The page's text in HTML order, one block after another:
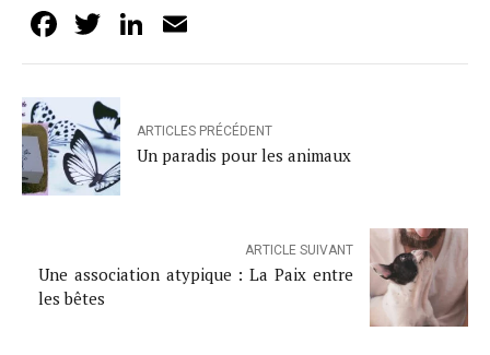
Facebook
TwitterLinkedIn
ARTICLES PRÉCÉDENT
Un paradis pour les animaux
ARTICLE SUIVANT
Une association atypique : La Paix entre
les bêtes